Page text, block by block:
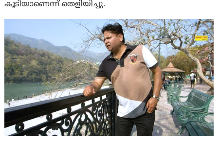
കൂടിയാണെന്ന് തെളിയിച്ചു.